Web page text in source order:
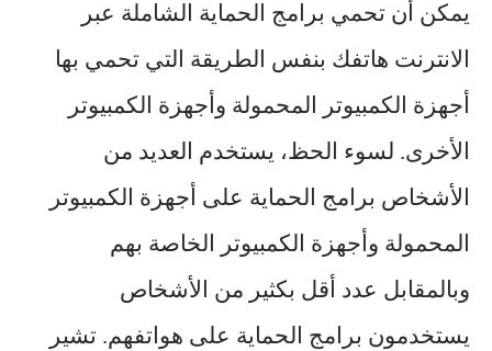
يمكن أن تحمي برامج الحماية الشاملة عبر
الانترنت هاتفك بنفس الطريقة التي تحمي بها
أجهزة الكمبيوتر المحمولة وأجهزة الكمبيوتر
الأخرى. لسوء الحظ، يستخدم العديد من
الأشخاص برامج الحماية على أجهزة الكمبيوتر
المحمولة وأجهزة الكمبيوتر الخاصة بهم
وبالمقابل عدد أقل بكثير من الأشخاص
يستخدمون برامج الحماية على هواتفهم. تشير